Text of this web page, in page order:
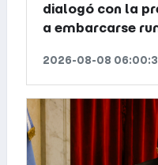
dialogó con la
a embarcarse
2026-08-08